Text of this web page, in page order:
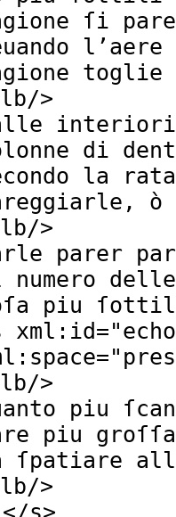
ſi
toglie
lb/>
di
la
ò
lb/>
parer
piu
xml:id="
="
lb/>
piu
piu
ſpatiare
lb/>